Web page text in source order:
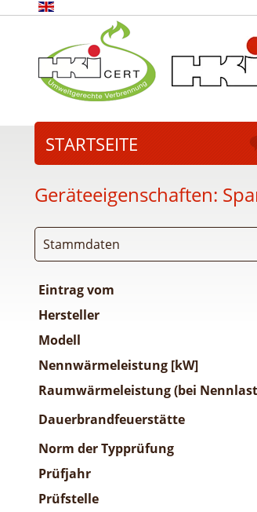
STARTSEITE
Geräteeigenschaften:
Stammdaten
Eintrag vom
Hersteller
Modell
Nennwärmeleistung [kW]
Raumwärmeleistung (bei
Dauerbrandfeuerstätte
Norm der Typprüfung
Prüfjahr
Prüfstelle